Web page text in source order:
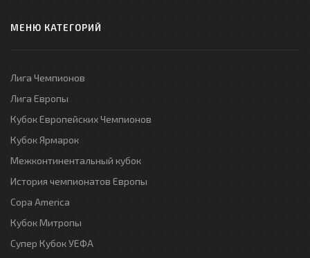
МЕНЮ КАТЕГОРИЙ
Лига Чемпионов
Лига Европы
Кубок Европейских Чемпионов
Кубок Ярмарок
Межконтинентальный кубок
История чемпионатов Европы
Copa America
Кубок Митропы
Супер Кубок УЕФА